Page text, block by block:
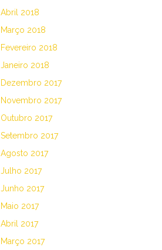
Abril 2018
Março 2018
Fevereiro 2018
Janeiro 2018
Dezembro 2017
Novembro 2017
Outubro 2017
Setembro 2017
Agosto 2017
Julho 2017
Junho 2017
Maio 2017
Abril 2017
Março 2017